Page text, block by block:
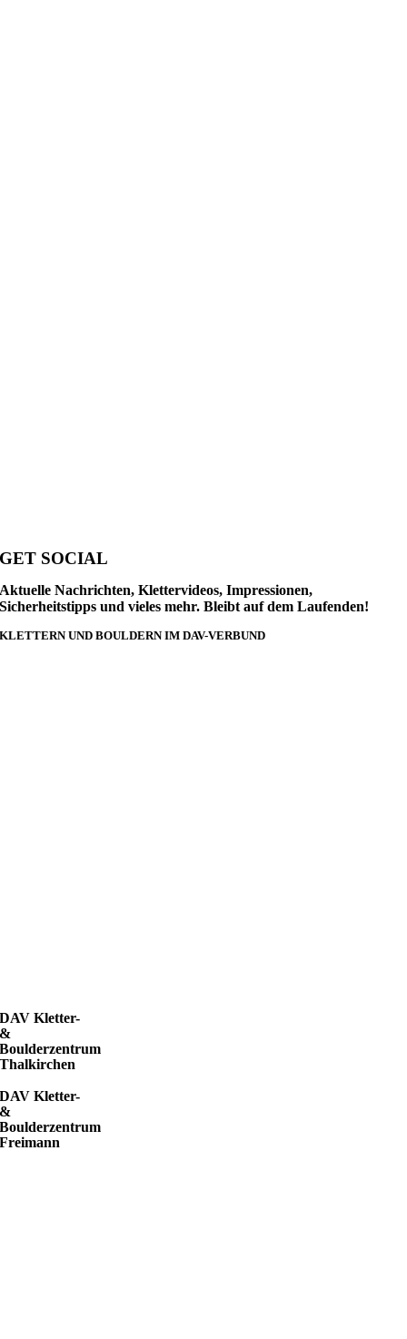
GET SOCIAL
Aktuelle Nachrichten, Klettervideos, Impressionen,
Sicherheitstipps und vieles mehr. Bleibt auf dem Laufenden!
KLETTERN UND BOULDERN IM DAV-VERBUND
DAV Kletter-
&
Boulderzentrum
Thalkirchen
DAV Kletter-
&
Boulderzentrum
Freimann